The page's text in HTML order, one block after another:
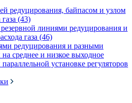
редуцирования, байпасом и узлом
газа (43)
линиями редуцирования и
газа (46)
редуцирования и разными
на среднее и низкое выходное
установке регуляторов